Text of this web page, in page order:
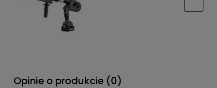
Opinie o produkcie (0)